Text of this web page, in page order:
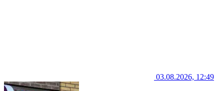
03.08.2026, 12:49